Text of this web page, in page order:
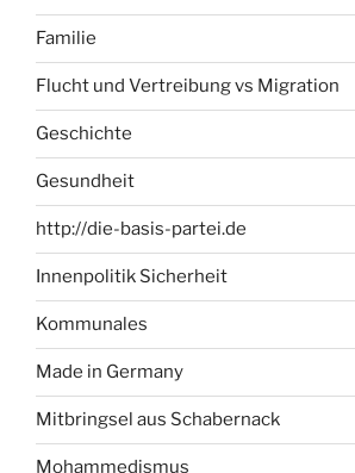
Familie
Flucht und Vertreibung vs Migration
Geschichte
Gesundheit
http://die-basis-partei.de
Innenpolitik Sicherheit
Kommunales
Made in Germany
Mitbringsel aus Schabernack
Mohammedismus